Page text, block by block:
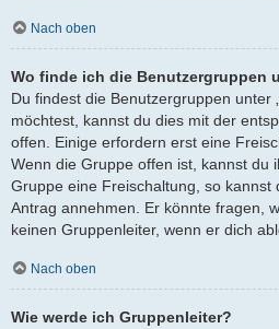
Nach oben
Wo finde ich die Benutzergruppen
Du findest die Benutzergruppen unter
möchtest, kannst du dies mit der
offen. Einige erfordern erst eine
Wenn die Gruppe offen ist, kannst du
Gruppe eine Freischaltung, so
Antrag annehmen. Er könnte fragen,
keinen Gruppenleiter, wenn er dich
Nach oben
Wie werde ich Gruppenleiter?